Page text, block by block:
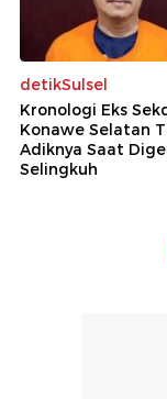
detikSulsel
Kronologi Eks
Konawe Selatan
Adiknya Saat
Selingkuh